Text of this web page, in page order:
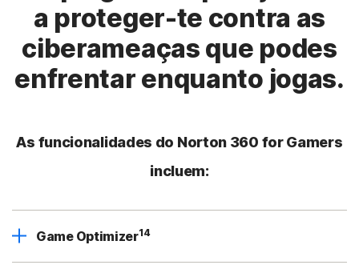
a proteger-te contra as
ciberameaças que podes
enfrentar enquanto jogas.
As funcionalidades do Norton 360 for Gamers
incluem:
Game Optimizer14